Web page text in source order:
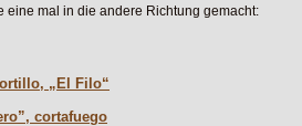
eine mal in die andere Richtung gemacht:
„El Filo“
cortafuego